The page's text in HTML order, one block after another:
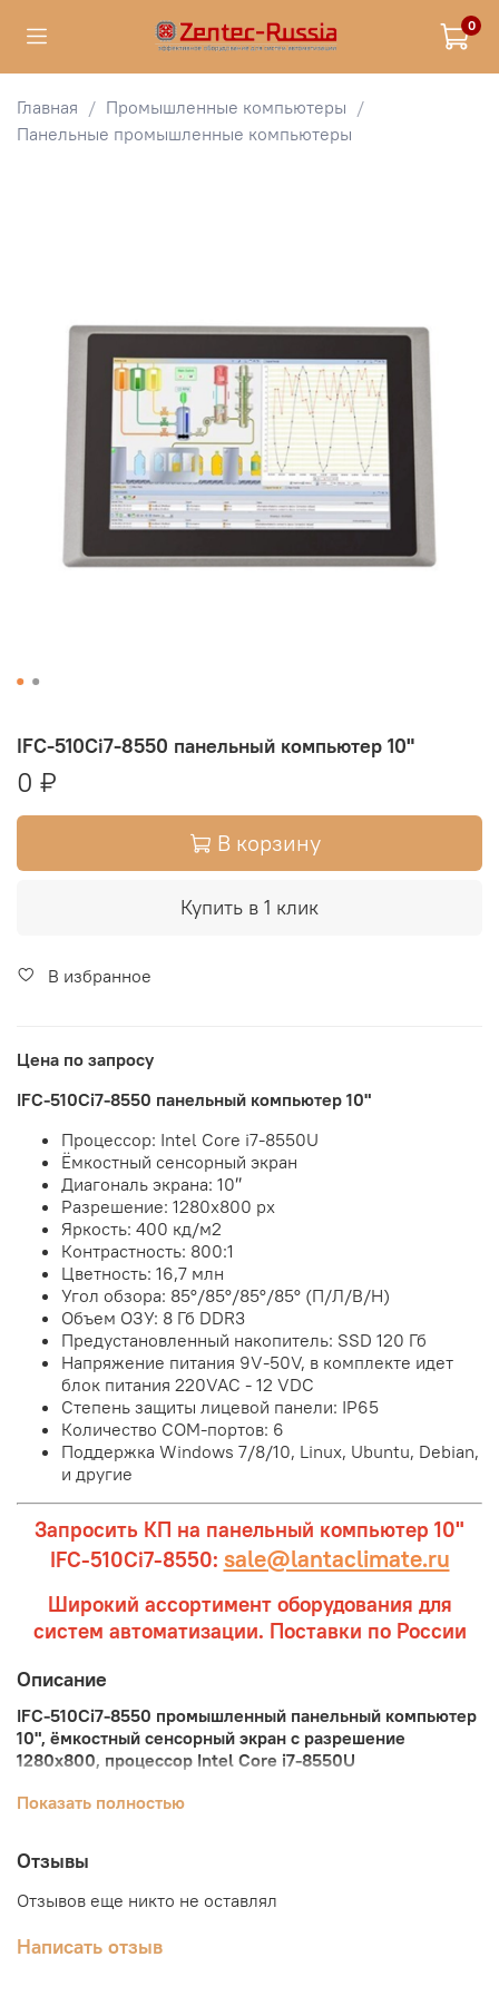
0
Главная
Промышленные компьютеры
Панельные промышленные компьютеры
IFC-510Ci7-8550 панельный компьютер 10"
0 ₽
В корзину
Купить в 1 клик
В избранное
Цена по запросу
IFC-510Ci7-8550 панельный компьютер 10"
Процессор: Intel Core i7-8550U
Ёмкостный сенсорный экран
Диагональ экрана: 10″
Разрешение: 1280x800 px
Яркость: 400 кд/м2
Контрастность: 800:1
Цветность: 16,7 млн
Угол обзора: 85°/85°/85°/85° (П/Л/В/Н)
Объем ОЗУ: 8 Гб DDR3
Предустановленный накопитель: SSD 120 Гб
Напряжение питания 9V-50V, в комплекте идет
блок питания 220VAC - 12 VDC
Степень защиты лицевой панели: IP65
Количество COM-портов: 6
Поддержка Windows 7/8/10, Linux, Ubuntu, Debian,
и другие
Запросить КП на панельный компьютер 10"
IFC-510Ci7-8550: sale@lantaclimate.ru
Широкий ассортимент оборудования для
систем автоматизации. Поставки по России
Описание
IFC-510Ci7-8550 промышленный панельный компьютер
10", ёмкостный сенсорный экран с разрешение
1280x800, процессор Intel Core i7-8550U
Промышленный 10" панельный компьютер IFC-510Ci7-
оперативная память 8 Гб уже установлены. Имеет
ёмкостный сенсорный экран с диагональю 10 дюймов и
разрешение 1280x800 px. Корпус выполнен из
алюминиевого сплава, водонепроницаемая лицевая
сторона имеет степень защиты IP65.
Показать полностью
Отзывы
Отзывов еще никто не оставлял
Написать отзыв